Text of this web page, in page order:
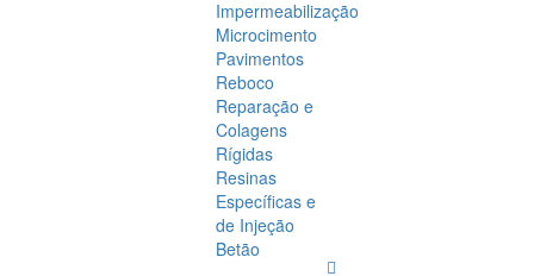
Impermeabilização
Microcimento
Pavimentos
Reboco
Reparação e
Colagens
Rígidas
Resinas
Específicas e
de Injeção
Betão